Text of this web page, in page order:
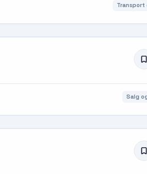
Transport
Salg